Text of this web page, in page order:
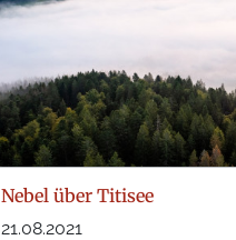
Nebel über Titisee
21.08.2021